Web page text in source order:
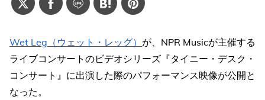
Wet Leg（ウェット・レッグ） が、NPR Musicが主催する
ライブコンサートのビデオシリーズ『タイニー・デスク・
コンサート』に出演した際のパフォーマンス映像が公開と
なった。